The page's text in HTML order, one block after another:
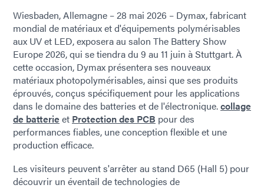
Wiesbaden, Allemagne – 28 mai 2026 – Dymax, fabricant
mondial de matériaux et d'équipements polymérisables
aux UV et LED, exposera au salon The Battery Show
Europe 2026, qui se tiendra du 9 au 11 juin à Stuttgart. À
cette occasion, Dymax présentera ses nouveaux
matériaux photopolymérisables, ainsi que ses produits
éprouvés, conçus spécifiquement pour les applications
dans le domaine des batteries et de l'électronique.collage
de batterieet Protection des PCB pour des
performances fiables, une conception flexible et une
production efficace.
Les visiteurs peuvent s'arrêter au stand D65 (Hall 5) pour
découvrir un éventail de technologies de